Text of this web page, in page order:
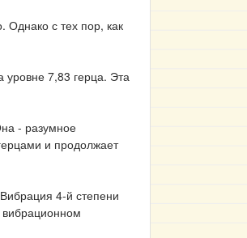
с тех пор, как
7,83 герца. Эта
- разумное
и продолжает
4-й степени
вибрационном